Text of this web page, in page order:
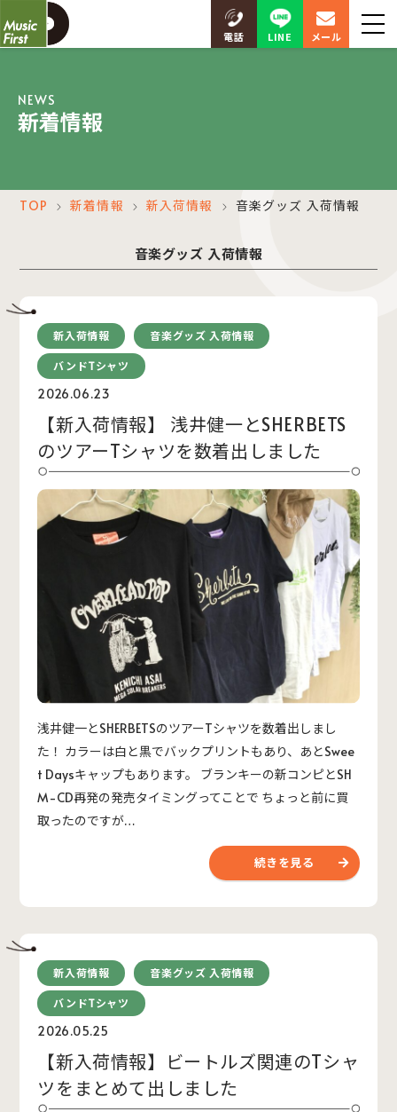
電話 LINE メール
NEWS
新着情報
TOP ＞ 新着情報 ＞ 新入荷情報 ＞ 音楽グッズ 入荷情報
音楽グッズ 入荷情報
新入荷情報 音楽グッズ 入荷情報
バンドTシャツ
2026.06.23
【新入荷情報】 浅井健一とSHERBETS
のツアーTシャツを数着出しました
浅井健一とSHERBETSのツアーTシャツを数着出しまし
た！ カラーは白と黒でバックプリントもあり、あとSwee
t Daysキャップもあります。 ブランキーの新コンピとSH
M-CD再発の発売タイミングってことで ちょっと前に買
取ったのですが…
続きを見る
新入荷情報 音楽グッズ 入荷情報
バンドTシャツ
2026.05.25
【新入荷情報】ビートルズ関連のTシャ
ツをまとめて出しました